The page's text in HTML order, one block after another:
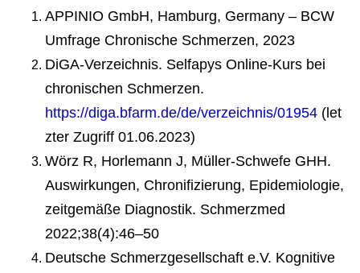
APPINIO GmbH, Hamburg, Germany – BCW
Umfrage Chronische Schmerzen, 2023
DiGA-Verzeichnis. Selfapys Online-Kurs bei
chronischen Schmerzen.
https://diga.bfarm.de/de/verzeichnis/01954 (let
zter Zugriff 01.06.2023)
Wörz R, Horlemann J, Müller-Schwefe GHH.
Auswirkungen, Chronifizierung, Epidemiologie,
zeitgemäße Diagnostik. Schmerzmed
2022;38(4):46–50
Deutsche Schmerzgesellschaft e.V. Kognitive